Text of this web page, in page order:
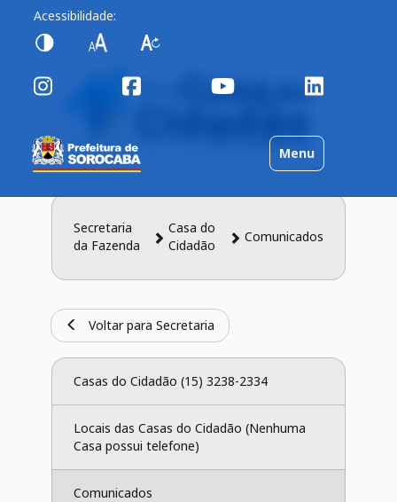
Acessibilidade:
Toggle
navigation
Menu
Secretaria
da Fazenda
Casa do
Cidadão
Comunicados
Voltar para Secretaria
Casas do Cidadão (15) 3238-2334
Locais das Casas do Cidadão (Nenhuma
Casa possui telefone)
Comunicados